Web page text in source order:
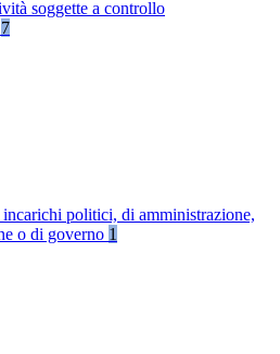
soggette a controllo
7
politici, di amministrazione,
o di governo 1